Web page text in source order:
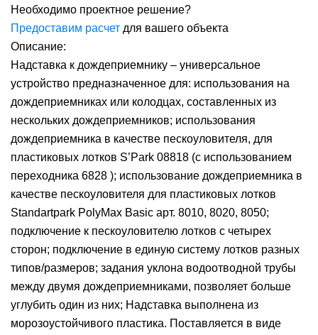
Необходимо проектное решение?
Предоставим расчет для вашего объекта
Описание:
Надставка к дождеприемнику – универсальное
устройство предназначенное для: использования на
дождеприемниках или колодцах, составленных из
нескольких дождеприемников; использования
дождеприемника в качестве пескоуловителя, для
пластиковых лотков S’Park 08818 (с использованием
переходника 6828 ); использование дождеприемника в
качестве пескоуловителя для пластиковых лотков
Standartpark PolyMax Basic арт. 8010, 8020, 8050;
подключение к пескоуловителю лотков с четырех
сторон; подключение в единую систему лотков разных
типов/размеров; задания уклона водоотводной трубы
между двумя дождеприемниками, позволяет больше
углубить один из них; Надставка выполнена из
морозоустойчивого пластика. Поставляется в виде